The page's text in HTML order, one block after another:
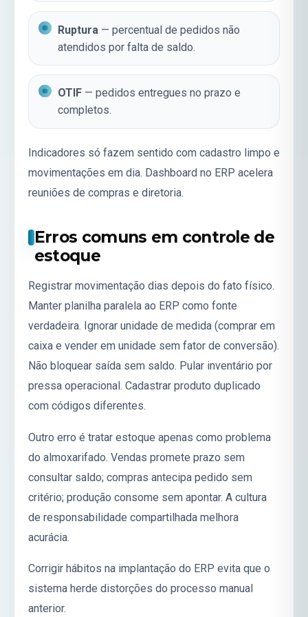
Ruptura — percentual de pedidos não
atendidos por falta de saldo.
OTIF — pedidos entregues no prazo e
completos.
Indicadores só fazem sentido com cadastro limpo e
movimentações em dia. Dashboard no ERP acelera
reuniões de compras e diretoria.
Erros comuns em controle de
estoque
Registrar movimentação dias depois do fato físico.
Manter planilha paralela ao ERP como fonte
verdadeira. Ignorar unidade de medida (comprar em
caixa e vender em unidade sem fator de conversão).
Não bloquear saída sem saldo. Pular inventário por
pressa operacional. Cadastrar produto duplicado
com códigos diferentes.
Outro erro é tratar estoque apenas como problema
do almoxarifado. Vendas promete prazo sem
consultar saldo; compras antecipa pedido sem
critério; produção consome sem apontar. A cultura
de responsabilidade compartilhada melhora
acurácia.
Corrigir hábitos na implantação do ERP evita que o
sistema herde distorções do processo manual
anterior.